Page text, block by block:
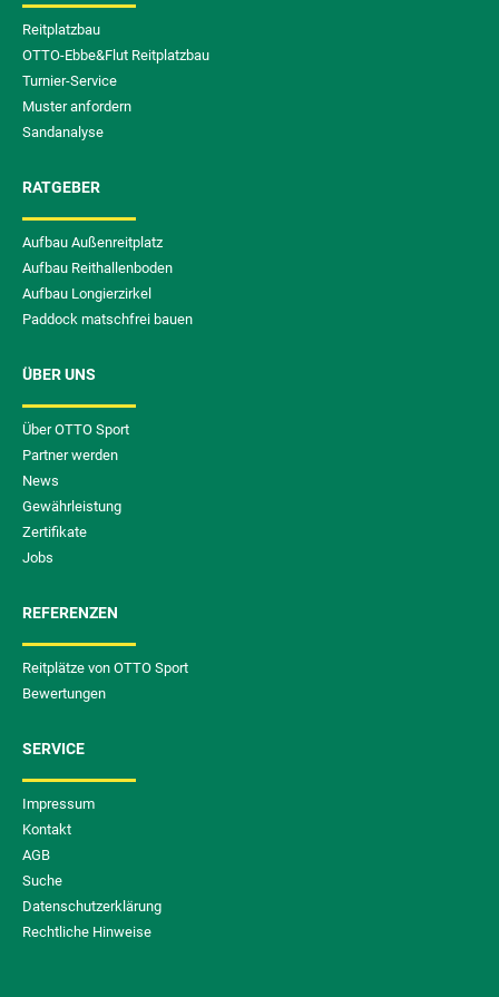
Reitplatzbau
OTTO-Ebbe&Flut Reitplatzbau
Turnier-Service
Muster anfordern
Sandanalyse
RATGEBER
Aufbau Außenreitplatz
Aufbau Reithallenboden
Aufbau Longierzirkel
Paddock matschfrei bauen
ÜBER UNS
Über OTTO Sport
Partner werden
News
Gewährleistung
Zertifikate
Jobs
REFERENZEN
Reitplätze von OTTO Sport
Bewertungen
SERVICE
Impressum
Kontakt
AGB
Suche
Datenschutzerklärung
Rechtliche Hinweise